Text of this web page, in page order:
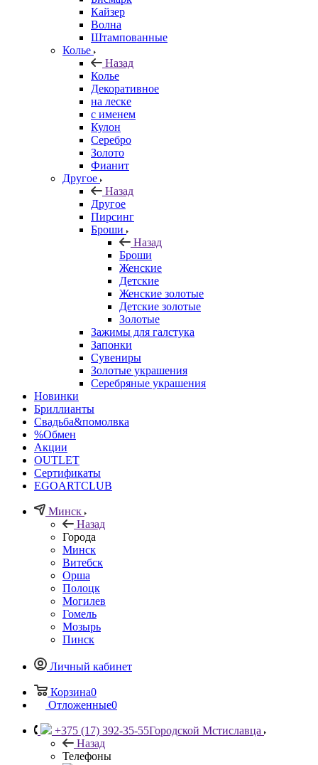
Кайзер
Волна
Штампованные
Колье
Назад
Колье
Декоративное
на леске
с именем
Кулон
Серебро
Золото
Фианит
Другое
Назад
Другое
Пирсинг
Броши
Назад
Броши
Женские
Детские
Женские золотые
Детские золотые
Золотые
Зажимы для галстука
Запонки
Сувениры
Золотые украшения
Серебряные украшения
Новинки
Бриллианты
Свадьба&помолвка
%Обмен
Акции
OUTLET
Сертификаты
EGOARTCLUB
Минск
Назад
Города
Минск
Витебск
Орша
Полоцк
Могилев
Гомель
Мозырь
Пинск
Личный кабинет
Корзина0
Отложенные0
+375 (17) 392-35-55Городской Мстиславца
Назад
Телефоны